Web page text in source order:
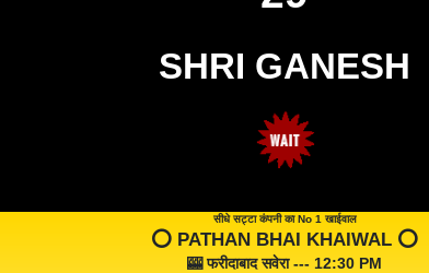
SHRI GANESH
सीधे सट्टा कंपनी का No 1 खाईवाल
⭕️ PATHAN BHAI KHAIWAL ⭕️
🎰 फरीदाबाद सवेरा --- 12:30 PM